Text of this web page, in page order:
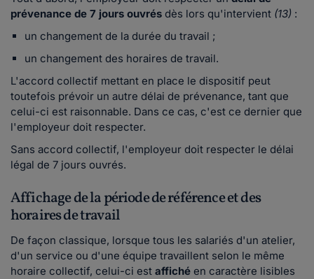
prévenance de 7 jours ouvrés dès lors qu'intervient (13) :
un changement de la durée du travail ;
un changement des horaires de travail.
L'accord collectif mettant en place le dispositif peut
toutefois prévoir un autre délai de prévenance, tant que
celui-ci est raisonnable. Dans ce cas, c'est ce dernier que
l'employeur doit respecter.
Sans accord collectif, l'employeur doit respecter le délai
légal de 7 jours ouvrés.
Affichage de la période de référence et des
horaires de travail
De façon classique, lorsque tous les salariés d'un atelier,
d'un service ou d'une équipe travaillent selon le même
horaire collectif, celui-ci est affiché en caractère lisibles